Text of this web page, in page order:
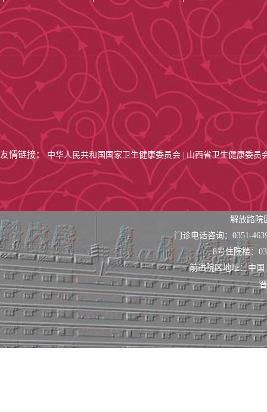
友情链接：中华人民共和国国家卫生健康委员会 山西省卫生健康委员
解放路
门诊电话咨询：0351-
8号住院楼：
前进院区地址：中